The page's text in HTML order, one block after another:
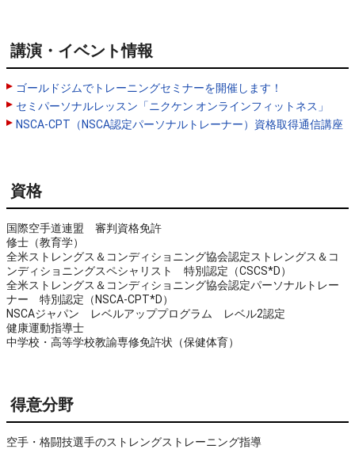
講演・イベント情報
ゴールドジムでトレーニングセミナーを開催します！
セミパーソナルレッスン「ニクケン オンラインフィットネス」
NSCA-CPT（NSCA認定パーソナルトレーナー）資格取得通信講座
資格
国際空手道連盟　審判資格免許
修士（教育学）
全米ストレングス＆コンディショニング協会認定ストレングス＆コ
ンディショニングスペシャリスト　特別認定（CSCS*D）
全米ストレングス＆コンディショニング協会認定パーソナルトレー
ナー　特別認定（NSCA-CPT*D）
NSCAジャパン　レベルアッププログラム　レベル2認定
健康運動指導士
中学校・高等学校教諭専修免許状（保健体育）
得意分野
空手・格闘技選手のストレングストレーニング指導